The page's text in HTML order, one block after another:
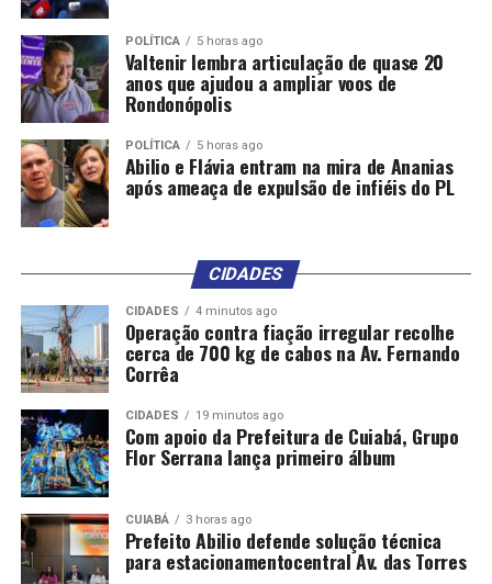
RELATED TOPICS:
EXPRESIDENTE
POLITICA
UP NEXT
Começam ser instalados equipamentos no Hospital
Central em Cuiabá; assista
DON'T MISS
Governo federal publica lista de feriados e pontos
facultativos de 2025; veja
POLÍTICA 5 horas ago
Valtenir lembra articulação de quase 20
anos que ajudou a ampliar voos de
Rondonópolis
POLÍTICA 5 horas ago
Abilio e Flávia entram na mira de Ananias
após ameaça de expulsão de infiéis do PL
CIDADES
CIDADES 4 minutos ago
Operação contra fiação irregular recolhe
cerca de 700 kg de cabos na Av. Fernando
Corrêa
CIDADES 19 minutos ago
Com apoio da Prefeitura de Cuiabá, Grupo
Flor Serrana lança primeiro álbum
CUIABÁ 3 horas ago
Prefeito Abilio defende solução técnica
para estacionamentocentral Av. das Torres